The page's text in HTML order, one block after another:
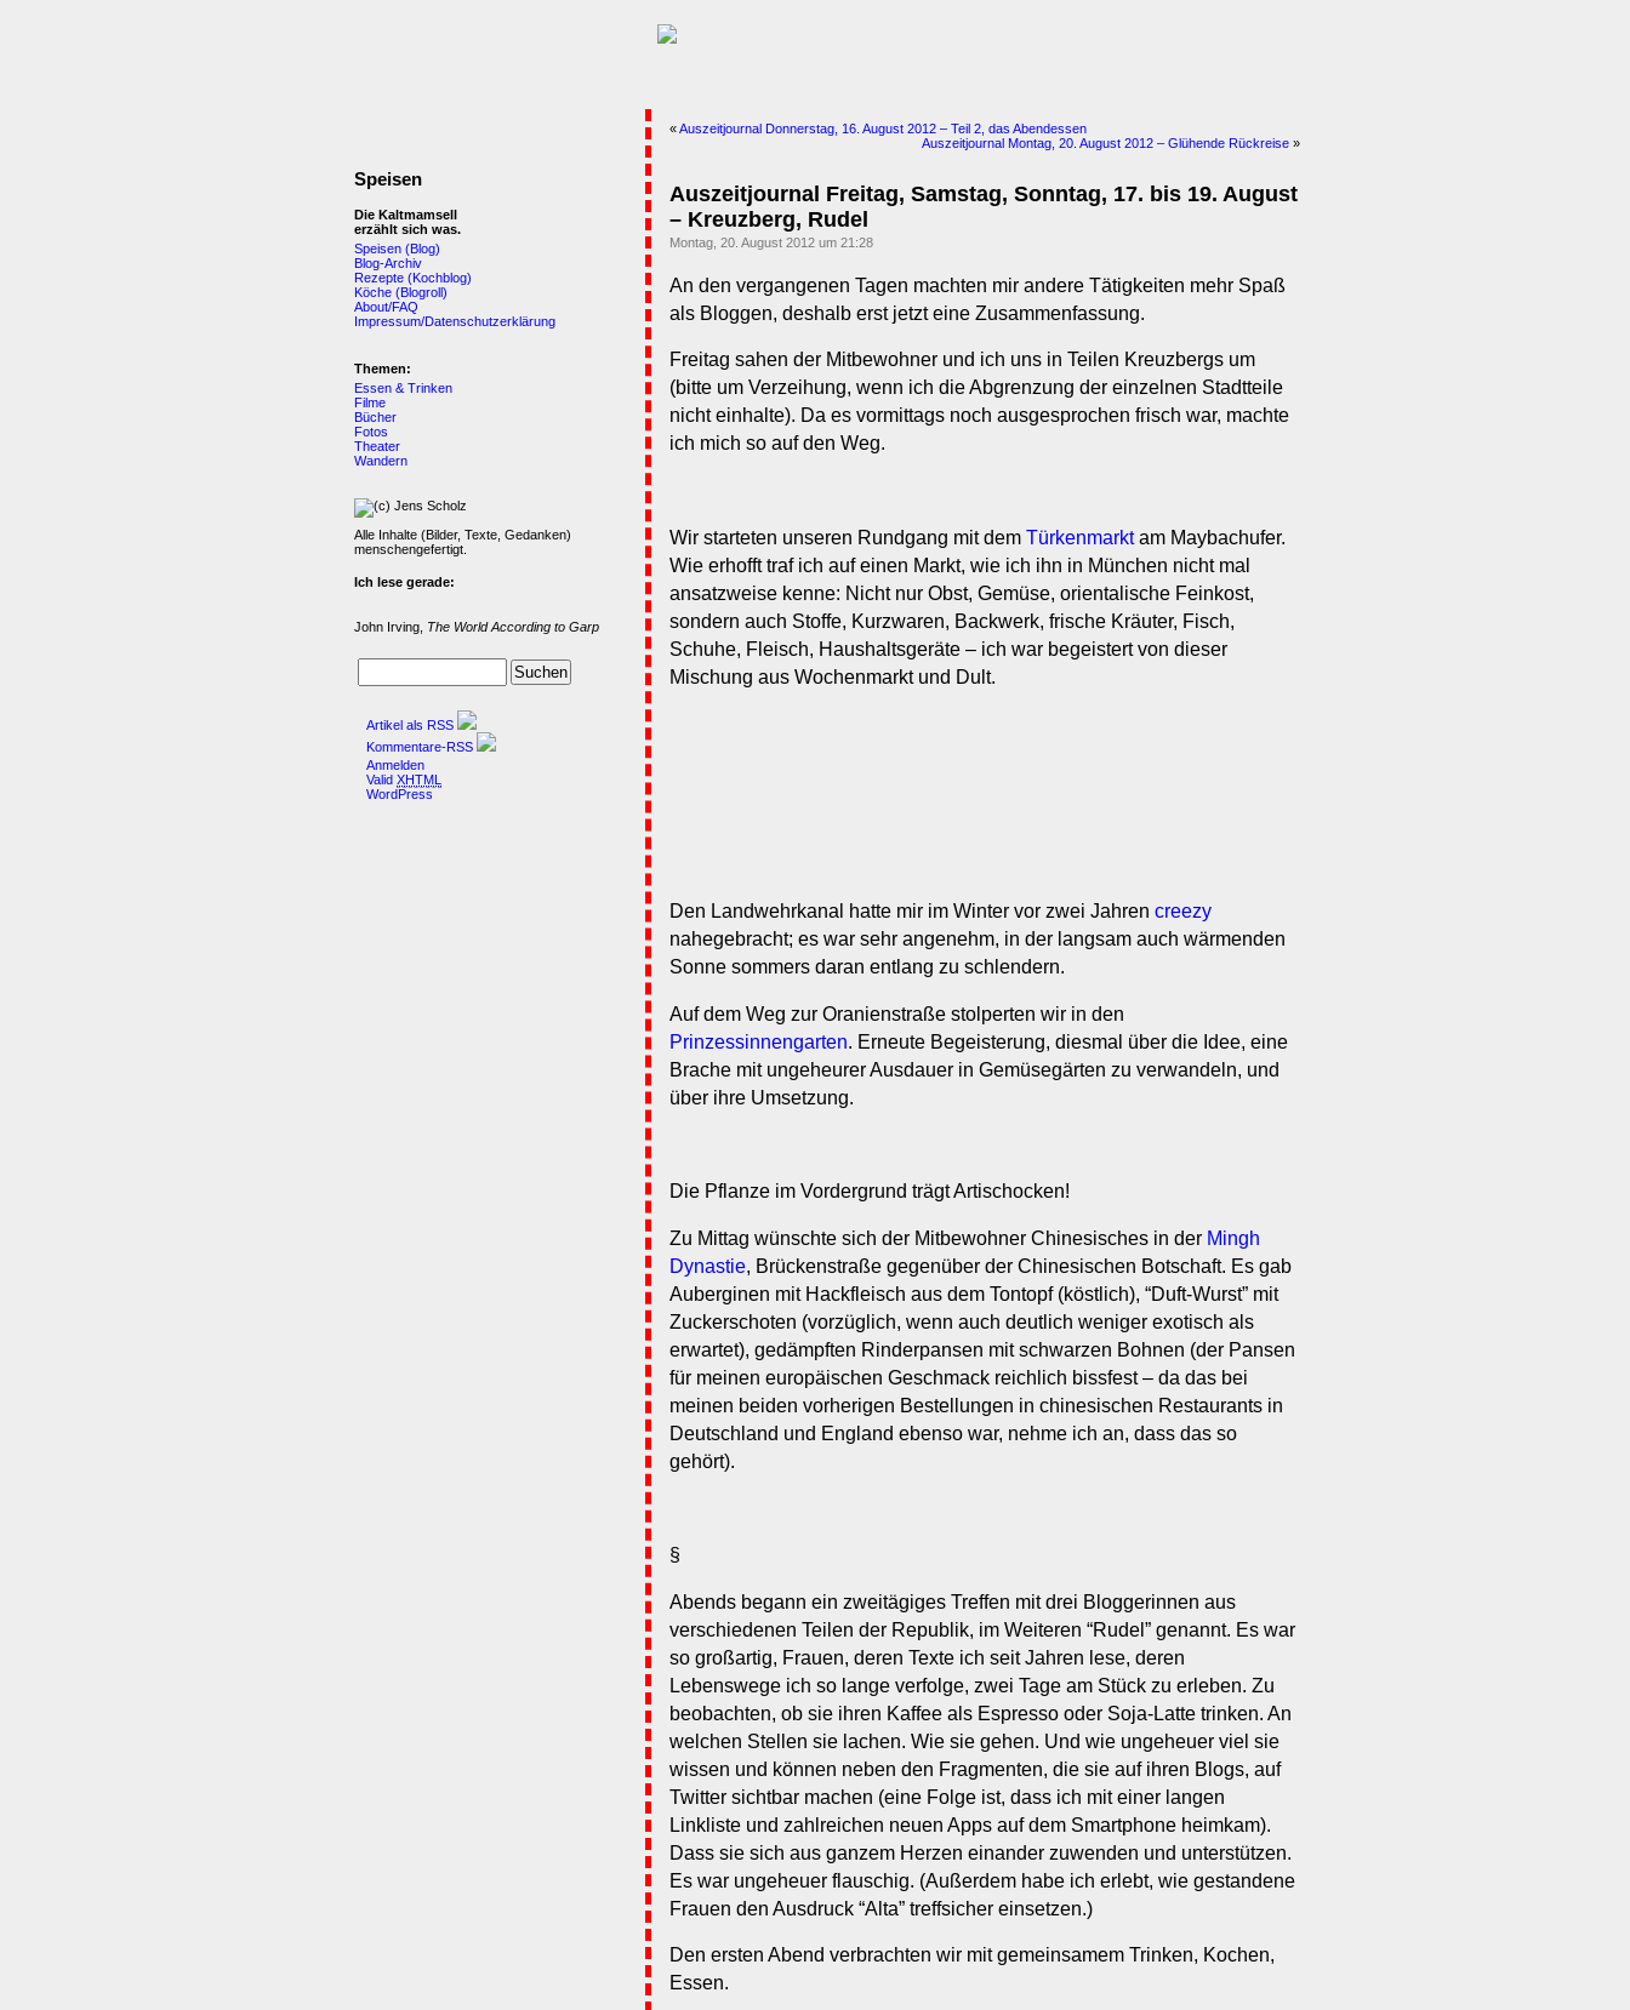
«Auszeitjournal Donnerstag, 16. August 2012 – Teil 2, das Abendessen
Auszeitjournal Montag, 20. August 2012 – Glühende Rückreise »
Auszeitjournal Freitag, Samstag, Sonntag, 17. bis 19. August
– Kreuzberg, Rudel
Montag, 20. August 2012 um 21:28
An den vergangenen Tagen machten mir andere Tätigkeiten mehr Spaß
als Bloggen, deshalb erst jetzt eine Zusammenfassung.
Freitag sahen der Mitbewohner und ich uns in Teilen Kreuzbergs um
(bitte um Verzeihung, wenn ich die Abgrenzung der einzelnen Stadtteile
nicht einhalte). Da es vormittags noch ausgesprochen frisch war, machte
ich mich so auf den Weg.
Wir starteten unseren Rundgang mit dem Türkenmarktam Maybachufer.
Wie erhofft traf ich auf einen Markt, wie ich ihn in München nicht mal
ansatzweise kenne: Nicht nur Obst, Gemüse, orientalische Feinkost,
sondern auch Stoffe, Kurzwaren, Backwerk, frische Kräuter, Fisch,
Schuhe, Fleisch, Haushaltsgeräte – ich war begeistert von dieser
Mischung aus Wochenmarkt und Dult.
Den Landwehrkanal hatte mir im Winter vor zwei Jahren creezy
nahegebracht; es war sehr angenehm, in der langsam auch wärmenden
Sonne sommers daran entlang zu schlendern.
Auf dem Weg zur Oranienstraße stolperten wir in den
Prinzessinnengarten. Erneute Begeisterung, diesmal über die Idee, eine
Brache mit ungeheurer Ausdauer in Gemüsegärten zu verwandeln, und
über ihre Umsetzung.
Die Pflanze im Vordergrund trägt Artischocken!
Zu Mittag wünschte sich der Mitbewohner Chinesisches in der Mingh
Dynastie, Brückenstraße gegenüber der Chinesischen Botschaft. Es gab
Auberginen mit Hackfleisch aus dem Tontopf (köstlich), “Duft-Wurst” mit
Zuckerschoten (vorzüglich, wenn auch deutlich weniger exotisch als
erwartet), gedämpften Rinderpansen mit schwarzen Bohnen (der Pansen
für meinen europäischen Geschmack reichlich bissfest – da das bei
meinen beiden vorherigen Bestellungen in chinesischen Restaurants in
Deutschland und England ebenso war, nehme ich an, dass das so
gehört).
§
Abends begann ein zweitägiges Treffen mit drei Bloggerinnen aus
verschiedenen Teilen der Republik, im Weiteren “Rudel” genannt. Es war
so großartig, Frauen, deren Texte ich seit Jahren lese, deren
Lebenswege ich so lange verfolge, zwei Tage am Stück zu erleben. Zu
beobachten, ob sie ihren Kaffee als Espresso oder Soja-Latte trinken. An
welchen Stellen sie lachen. Wie sie gehen. Und wie ungeheuer viel sie
wissen und können neben den Fragmenten, die sie auf ihren Blogs, auf
Twitter sichtbar machen (eine Folge ist, dass ich mit einer langen
Linkliste und zahlreichen neuen Apps auf dem Smartphone heimkam).
Dass sie sich aus ganzem Herzen einander zuwenden und unterstützen.
Es war ungeheuer flauschig. (Außerdem habe ich erlebt, wie gestandene
Frauen den Ausdruck “Alta” treffsicher einsetzen.)
Den ersten Abend verbrachten wir mit gemeinsamem Trinken, Kochen,
Essen.
Speisen
Die Kaltmamsell
erzählt sich was.
Speisen (Blog)
Blog-Archiv
Rezepte (Kochblog)
Köche (Blogroll)
About/FAQ
Impressum/Datenschutzerklärung
Themen:
Essen & Trinken
Filme
Bücher
Fotos
Theater
Wandern
Alle Inhalte (Bilder, Texte, Gedanken)
menschengefertigt.
Ich lese gerade:
John Irving, The World According to Garp
Artikel als RSS
Kommentare-RSS
Anmelden
Valid XHTML
WordPress